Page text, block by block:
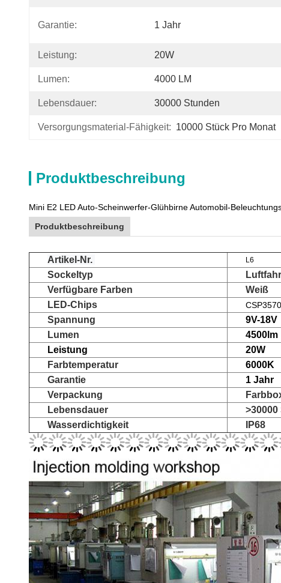
Garantie: 1 Jahr
Leistung: 20W
Lumen: 4000 LM
Lebensdauer: 30000 Stunden
Versorgungsmaterial-Fähigkeit: 10000 Stück Pro Monat
Produktbeschreibung
Mini E2 LED Auto-Scheinwerfer-Glühbirne Automobil-
Produktbeschreibung
Artikel-Nr. L6
Sockeltyp
Verfügbare Farben
Weiß
LED-Chips
Spannung
9V-18V
Lumen
4500lm
Leistung
20W
Farbtemperatur
6000K
Garantie
1 Jahr
Verpackung
Lebensdauer
Wasserdichtigkeit
IP68